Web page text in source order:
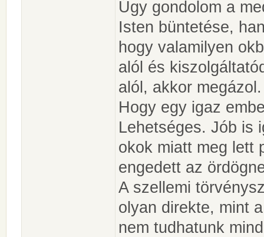
Úgy gondolom a
Isten büntetése,
hogy valamilyen
alól és
alól, akkor megázol.
Hogy egy igaz
Lehetséges. Jób is
okok miatt meg lett
engedett az
A szellemi
olyan direkte, mint
nem tudhatunk